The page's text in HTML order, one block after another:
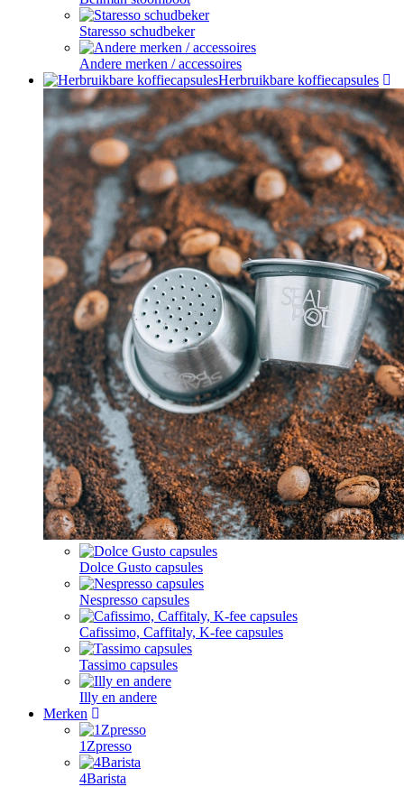
Staresso schudbeker
Andere merken / accessoires
Herbruikbare koffiecapsules
Dolce Gusto capsules
Nespresso capsules
Cafissimo, Caffitaly, K-fee capsules
Tassimo capsules
Illy en andere
Merken
1Zpresso
4Barista